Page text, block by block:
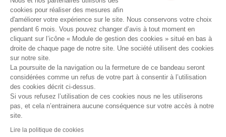
© 2020 - ATMOsphères - Tous
droits réservés
Mentions Légales-Politique de
cookies pour réaliser des mesures afin
d'améliorer votre expérience sur le site. Nous conservons votre choix
pendant 6 mois. Vous pouvez changer d’avis à tout moment en
cliquant sur l’icône « Module de gestion des cookies » situé en bas à
droite de chaque page de notre site. Une société utilisent des cookies
sur notre site.
La poursuite de la navigation ou la fermeture de ce bandeau seront
considérées comme un refus de votre part à consentir à l’utilisation
des cookies décrit ci-dessus.
Si vous refusez l’utilisation de ces cookies nous ne les utiliserons
pas, et cela n’entrainera aucune conséquence sur votre accès à notre
site.
Lire la politique de cookies